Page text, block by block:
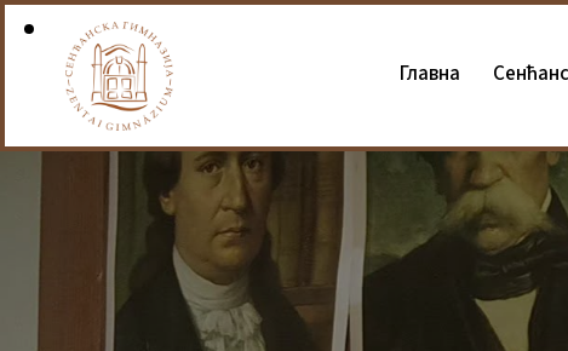
Главна